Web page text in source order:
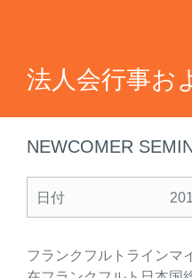
法人会行事お
NEWCOMER
日付
フランクフルトラインマ